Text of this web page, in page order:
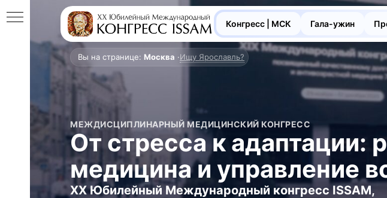
Конгресс | МСК Гала-ужин
МЕЖДИСЦИПЛИНАРНЫЙ МЕДИЦИНСКИЙ КОНГРЕСС
От стресса к адаптации:
медицина и управление
XX Юбилейный Международный конгресс ISSAM,
Вы на странице: Москва ·Ищу Ярославль?